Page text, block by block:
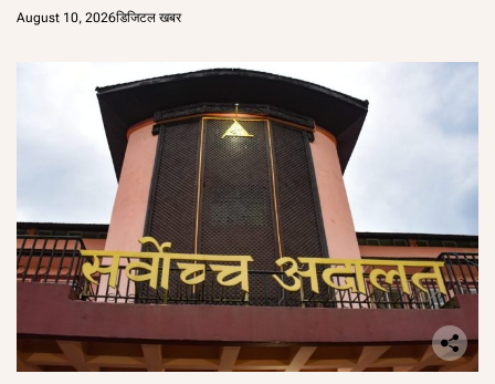
August 10, 2026डिजिटल खबर